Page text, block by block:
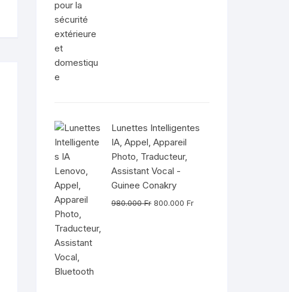
Lunettes Intelligentes
IA, Appel, Appareil
Photo, Traducteur,
Assistant Vocal -
Guinee Conakry
980.000Fr Le
800.000 FrLe